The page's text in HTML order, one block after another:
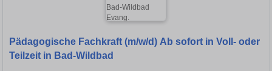
Pädagogische Fachkraft (m/w/d) Ab sofort in Voll- oder
Teilzeit in Bad-Wildbad